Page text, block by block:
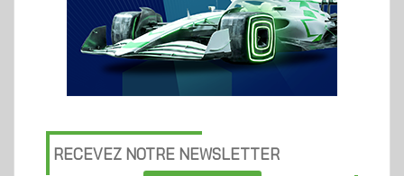
RECEVEZ NOTRE NEWSLETTER